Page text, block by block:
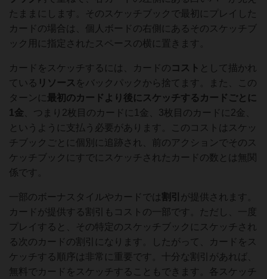
たままにします。そのスケッチブックで最初にプレイした
カードの場合は、個人ボードの右側にあるそのスケッチブ
ック用に指定されたスペースの横に置きます。
カードをスケッチするには、カードの コスト として描かれ
ている リソース をバックパックから捨てます。また、この
ターンに
最初のカードより 後にスケッチするカードごとに
1金 、つまり2枚目のカードに1金、3枚目のカードに2金、
というように支払う必要があります。このコストはスケッ
チブックごとに個別に追跡され、前のアクションでそのス
ケッチブックにすでにスケッチされたカードの数とは無関
係です。
一部のボーナスタイルやカードでは 割引 が提供されます。
カードが提供する割引もコストの一部です。ただし、一度
プレイすると、その特定のスケッチブックにスケッチされ
る次のカードの割引になります。したがって、カードをス
ケッチする順序は非常に重要です。十分な割引があれば、
無料でカードをスケッチすることもできます。各スケッチ